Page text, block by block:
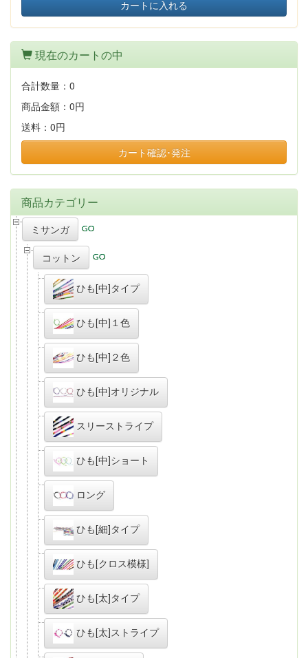
カートに入れる
現在のカートの中
合計数量： 0
商品金額： 0円
送料： 0円
カート確認･発注
商品カテゴリー
ミサンガ
コットン
ひも[中]タイプ
ひも[中]１色
ひも[中]２色
ひも[中]オリジナル
スリーストライプ
ひも[中]ショート
ロング
ひも[細]タイプ
ひも[クロス模様]
ひも[太]タイプ
ひも[太]ストライプ